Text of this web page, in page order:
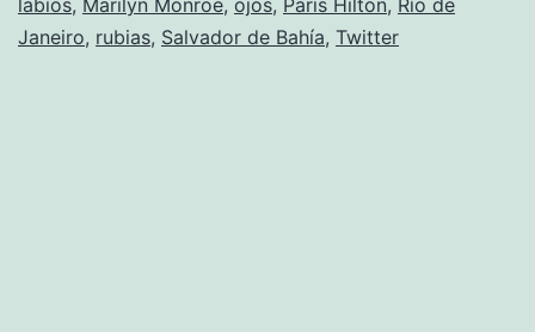
Janeiro, rubias, Salvador de Bahía, Twitter